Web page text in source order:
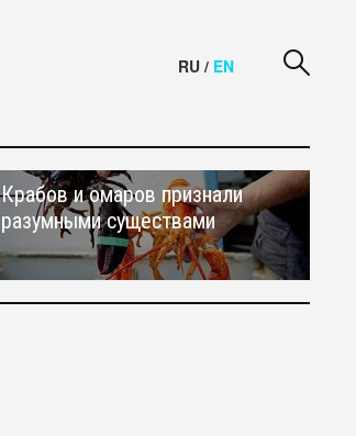
RU / EN
Крабов и омаров признали
разумными существами